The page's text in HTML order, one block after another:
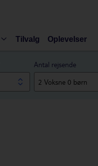
Tilvalg Oplevelser
Antal rejsende